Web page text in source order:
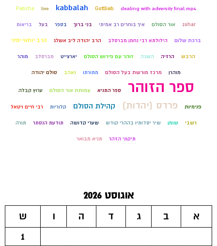
dealing with adversity final.mp4
Gottlieb
kabbalah
live
Peticha
zohar אור הסולם איך בוחרים רב אמיתי בני ברוך בספר בעל בריאות
ברכת שלום הילולתא רבי נחמן מברסלב הרב יהודה ליב אשלג הרב יוחאי ימיני
הרבש הרזיה השגה זוהר עם פירוש הסולם יארצייט מברסלב מוהר
מוהרן מרכז מורשת בעל הסולם מתורתו נאהב סולם יהודה
ספר הזוהר ספר התניא עמותת אור הסולם ערוץ קבלה
פנימיות פרדס (יהדות) קהילת הסולם קלוריות רבי חיים ויטאל
רשבי שומן שיר יסדותיו בההרי קודש שערי קדושה תודעת הנסתר תורה
תיקוני הזהר תניא מבואר
אוגוסט 2026
א
ב ג ד ה ו
ש
1